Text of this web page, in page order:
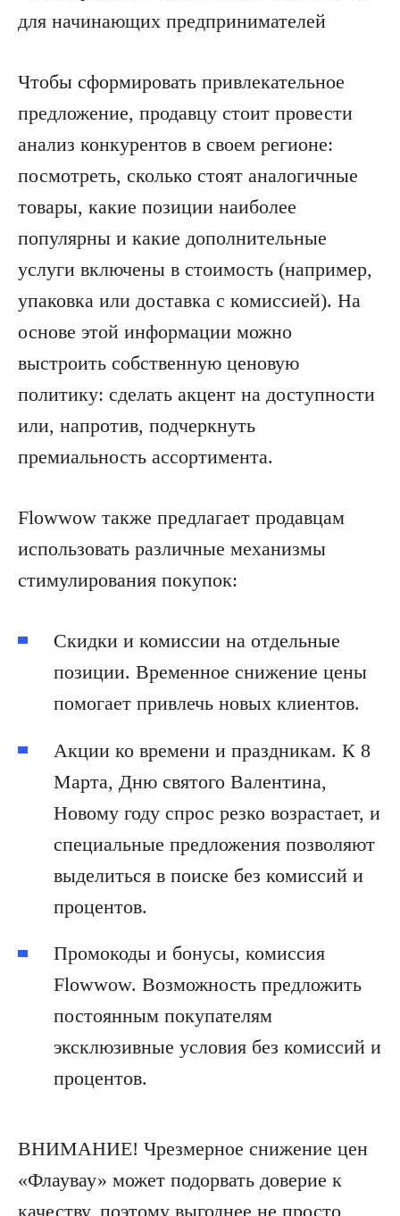
Чтобы сформировать привлекательное
предложение, продавцу стоит провести
анализ конкурентов в своем регионе:
посмотреть, сколько стоят аналогичные
товары, какие позиции наиболее
популярны и какие дополнительные
услуги включены в стоимость (например,
упаковка или доставка с комиссией). На
основе этой информации можно
выстроить собственную ценовую
политику: сделать акцент на доступности
или, напротив, подчеркнуть
премиальность ассортимента.
Flowwow также предлагает продавцам
использовать различные механизмы
стимулирования покупок:
Скидки и комиссии на отдельные
позиции. Временное снижение цены
помогает привлечь новых клиентов.
Акции ко времени и праздникам. К 8
Марта, Дню святого Валентина,
Новому году спрос резко возрастает, и
специальные предложения позволяют
выделиться в поиске без комиссий и
процентов.
Промокоды и бонусы, комиссия
Flowwow. Возможность предложить
постоянным покупателям
эксклюзивные условия без комиссий и
процентов.
ВНИМАНИЕ! Чрезмерное снижение цен
«Флаувау» может подорвать доверие к
качеству, поэтому выгоднее не просто